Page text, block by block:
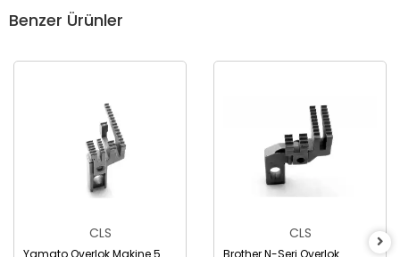
Benzer Ürünler
CLS
Yamato Overlok Makine 5
CLS
Brother N-Seri Overlok